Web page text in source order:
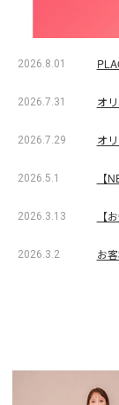
2026.8.01
2026.7.31 オ
2026.7.29 オ
2026.5.1 【
2026.3.13 【
2026.3.2 お